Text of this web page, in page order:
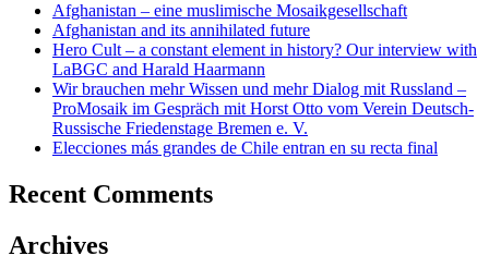
Afghanistan – eine muslimische Mosaikgesellschaft
Afghanistan and its annihilated future
Hero Cult – a constant element in history? Our interview with
LaBGC and Harald Haarmann
Wir brauchen mehr Wissen und mehr Dialog mit Russland –
ProMosaik im Gespräch mit Horst Otto vom Verein Deutsch-
Russische Friedenstage Bremen e. V.
Elecciones más grandes de Chile entran en su recta final
Recent Comments
Archives